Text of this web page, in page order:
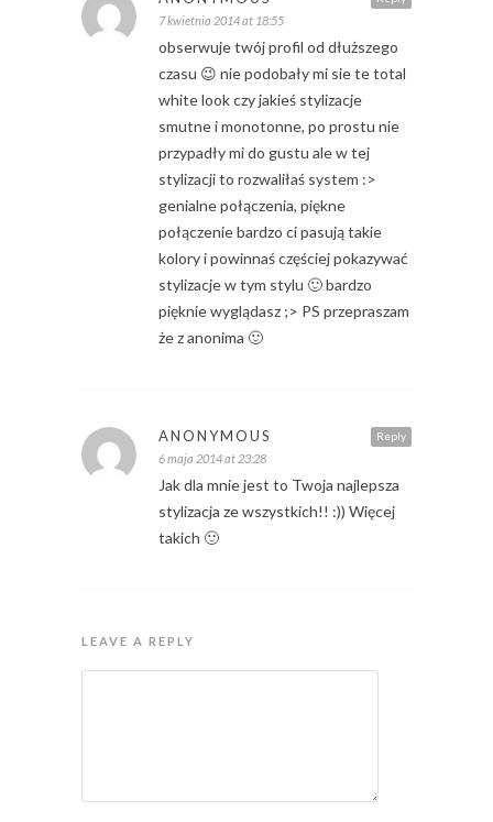
7 kwietnia 2014 at 18:55
obserwuje twój profil od dłuższego
czasu 😉 nie podobały mi sie te total
white look czy jakieś stylizacje
smutne i monotonne, po prostu nie
przypadły mi do gustu ale w tej
stylizacji to rozwaliłaś system :>
genialne połączenia, piękne
połączenie bardzo ci pasują takie
kolory i powinnaś częściej pokazywać
stylizacje w tym stylu 🙂 bardzo
pięknie wyglądasz ;> PS przepraszam
że z anonima 🙂
Reply
ANONYMOUS
6 maja 2014 at 23:28
Jak dla mnie jest to Twoja najlepsza
stylizacja ze wszystkich!! :)) Więcej
takich 🙂
LEAVE A REPLY